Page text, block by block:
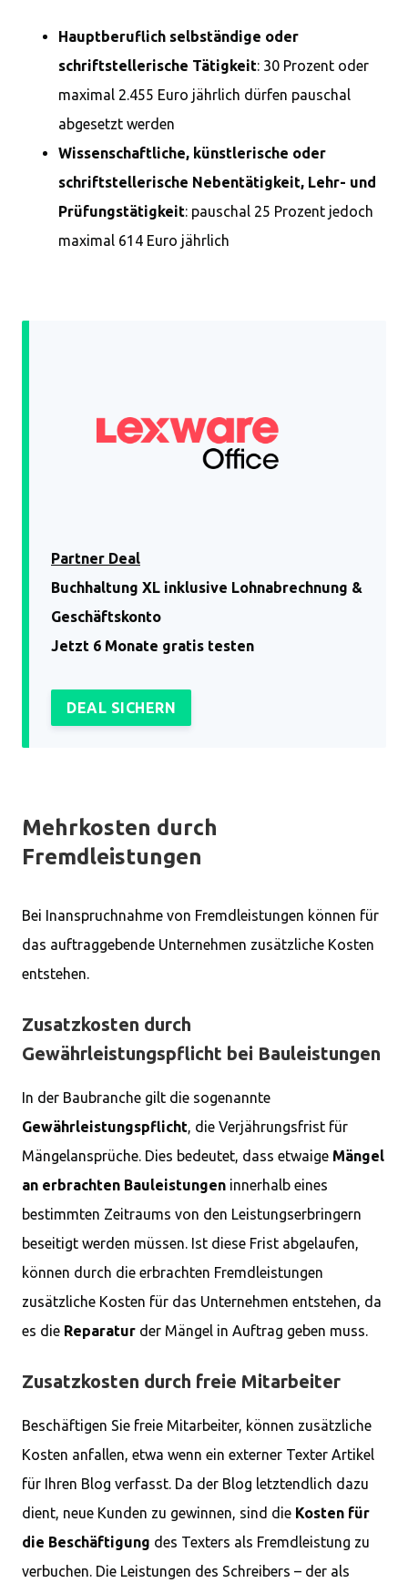
Hauptberuflich selbständige oder
schriftstellerische Tätigkeit: 30 Prozent oder
maximal 2.455 Euro jährlich dürfen pauschal
abgesetzt werden
Wissenschaftliche, künstlerische oder
schriftstellerische Nebentätigkeit, Lehr- und
Prüfungstätigkeit: pauschal 25 Prozent jedoch
maximal 614 Euro jährlich
Partner Deal
Buchhaltung XL inklusive Lohnabrechnung &
Geschäftskonto
Jetzt 6 Monate gratis testen
DEAL SICHERN
Mehrkosten durch
Fremdleistungen
Bei Inanspruchnahme von Fremdleistungen können für
das auftraggebende Unternehmen zusätzliche Kosten
entstehen.
Zusatzkosten durch
Gewährleistungspflicht bei Bauleistungen
In der Baubranche gilt die sogenannte
Gewährleistungspflicht, die Verjährungsfrist für
Mängelansprüche. Dies bedeutet, dass etwaige Mängel
an erbrachten Bauleistungen innerhalb eines
bestimmten Zeitraums von den Leistungserbringern
beseitigt werden müssen. Ist diese Frist abgelaufen,
können durch die erbrachten Fremdleistungen
zusätzliche Kosten für das Unternehmen entstehen, da
es die Reparatur der Mängel in Auftrag geben muss.
Zusatzkosten durch freie Mitarbeiter
Beschäftigen Sie freie Mitarbeiter, können zusätzliche
Kosten anfallen, etwa wenn ein externer Texter Artikel
für Ihren Blog verfasst. Da der Blog letztendlich dazu
dient, neue Kunden zu gewinnen, sind die Kosten für
die Beschäftigung des Texters als Fremdleistung zu
verbuchen. Die Leistungen des Schreibers – der als